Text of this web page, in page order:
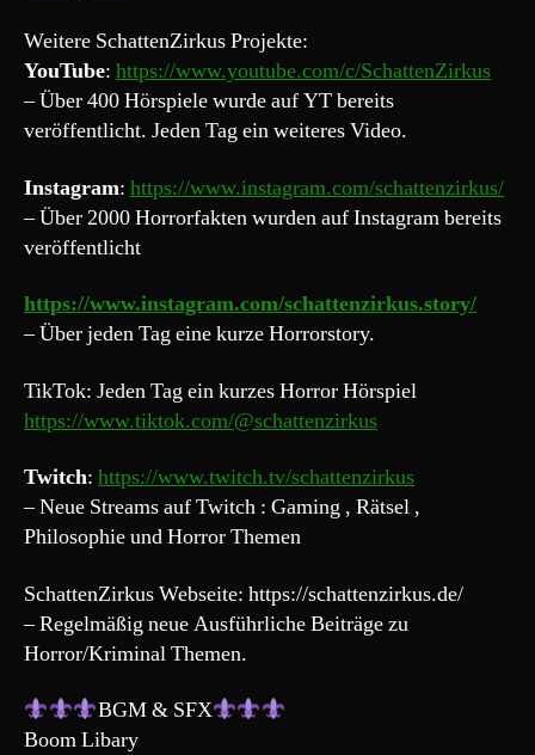
Weitere SchattenZirkus Projekte:
YouTube: https://www.youtube.com/c/SchattenZirkus
– Über 400 Hörspiele wurde auf YT bereits
veröffentlicht. Jeden Tag ein weiteres Video.
Instagram: https://www.instagram.com/schattenzirkus/
– Über 2000 Horrorfakten wurden auf Instagram bereits
veröffentlicht
https://www.instagram.com/schattenzirkus.story/
– Über jeden Tag eine kurze Horrorstory.
TikTok: Jeden Tag ein kurzes Horror Hörspiel
https://www.tiktok.com/@schattenzirkus
Twitch: https://www.twitch.tv/schattenzirkus
– Neue Streams auf Twitch : Gaming , Rätsel ,
Philosophie und Horror Themen
SchattenZirkus Webseite: https://schattenzirkus.de/
– Regelmäßig neue Ausführliche Beiträge zu
Horror/Kriminal Themen.
BGM & SFX
Boom Libary